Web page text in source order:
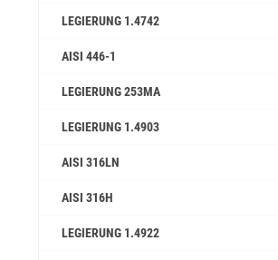
LEGIERUNG 1.4742
AISI 446-1
LEGIERUNG 253MA
LEGIERUNG 1.4903
AISI 316LN
AISI 316H
LEGIERUNG 1.4922